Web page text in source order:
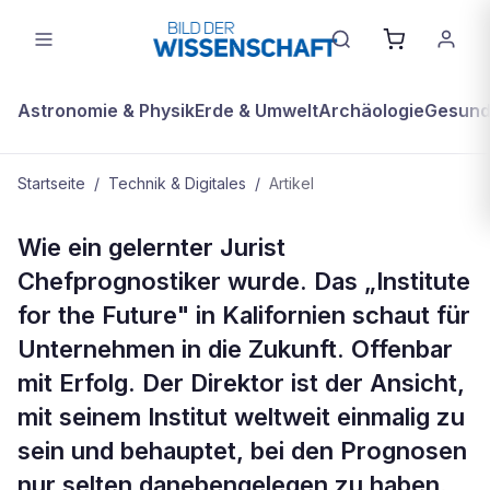
Astronomie & PhysikErde & UmweltArchäologie
Startseite / Technik & Digitales / Artikel
Paul Saffo, das Orakel von Menlo
Park
Wie ein gelernter Jurist
Chefprognostiker wurde. Das „Institute
for the Future" in Kalifornien schaut für
Unternehmen in die Zukunft. Offenbar
mit Erfolg. Der Direktor ist der Ansicht,
mit seinem Institut weltweit einmalig zu
sein und behauptet, bei den Prognosen